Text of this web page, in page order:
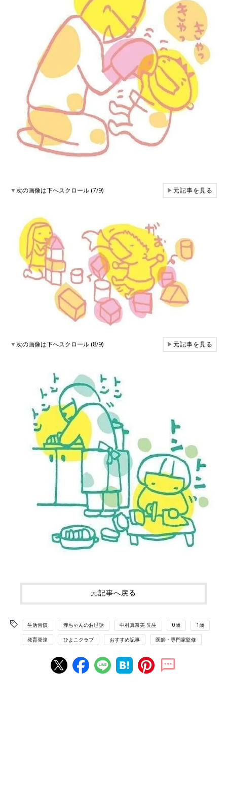
▼次の画像は下へスクロール (7/9) ▶元記事を見る
▼次の画像は下へスクロール (8/9) ▶元記事を見る
元記事へ戻る
生活習慣 赤ちゃんのお世話 中村真奈美 先生 0歳 1歳
発育発達 ひよこクラブ おすすめ記事 医師・専門家監修